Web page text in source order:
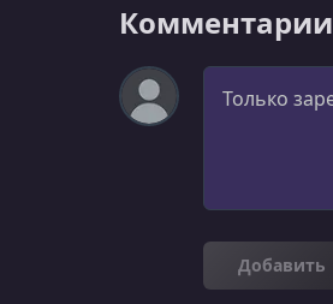
Комментарии
Комментарий
Добавить